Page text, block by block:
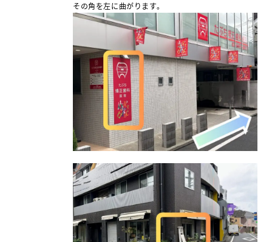
その角を左に曲がります。